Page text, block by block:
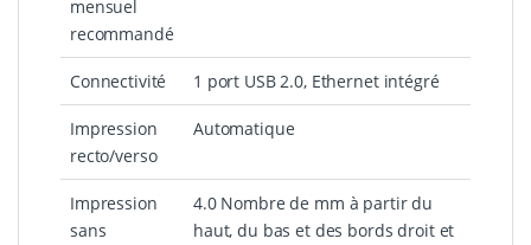
mensuel
recommandé
Connectivité 1 port USB 2.0, Ethernet intégré
Impression
recto/verso
Automatique
Impression
sans
4.0 Nombre de mm à partir du
haut, du bas et des bords droit et